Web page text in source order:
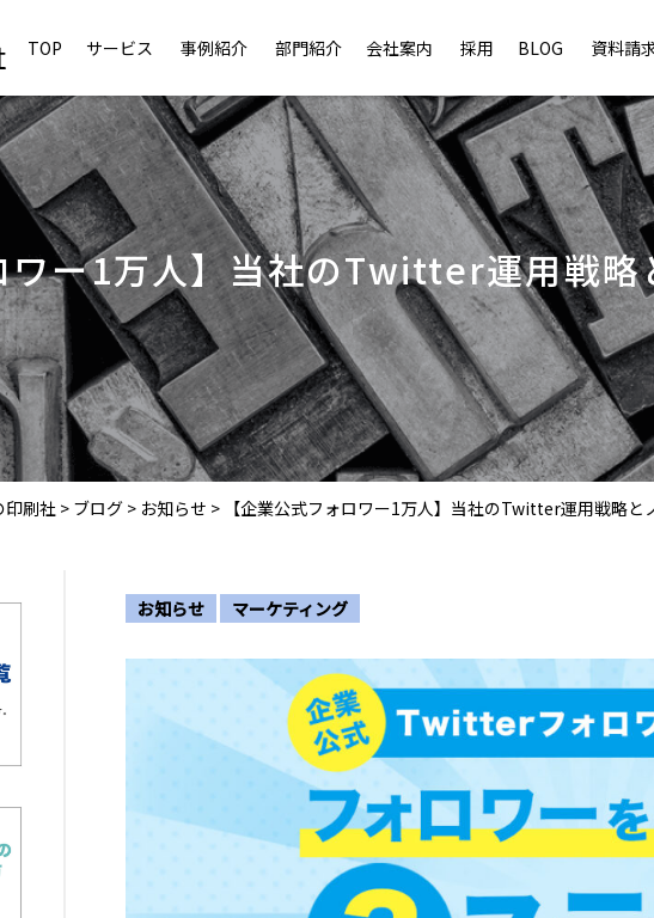
TOP サービス 事例紹介 部門紹介 会社案内 採用 BLOG 資料請
ワー1万人】当社のTwitter運用戦略
印刷社 > ブログ > お知らせ > 【企業公式フォロワー1万人】当社のTwitter運用戦略と
お知らせ マーケティング